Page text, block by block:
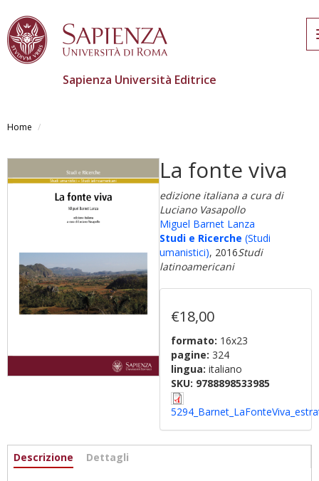
main
Sapienza Università Editrice
Home
La fonte viva
edizione italiana a cura di
Luciano Vasapollo
Miguel Barnet Lanza
Studi e Ricerche (Studi
umanistici), 2016Studi
latinoamericani
€18,00
formato: 16x23
pagine: 324
lingua: italiano
SKU: 9788898533985
Informazioni
Descrizione (active
Dettagli